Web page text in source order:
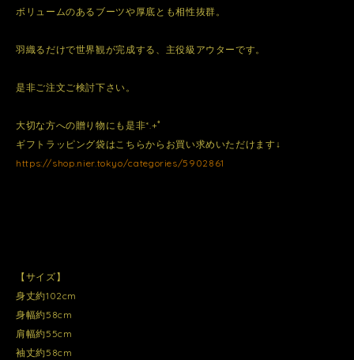
ボリュームのあるブーツや厚底とも相性抜群。
羽織るだけで世界観が完成する、主役級アウターです。
是非ご注文ご検討下さい。
大切な方への贈り物にも是非*.+ﾟ
ギフトラッピング袋はこちらからお買い求めいただけます↓
https://shop.nier.tokyo/categories/5902861
【サイズ】
身丈約102cm
身幅約58cm
肩幅約55cm
袖丈約58cm